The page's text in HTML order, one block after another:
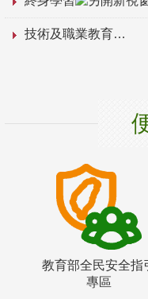
技術及職業教育
教育部全民安全指
專區